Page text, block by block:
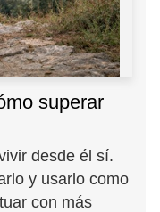
superar
desde él sí.
y usarlo como
con más